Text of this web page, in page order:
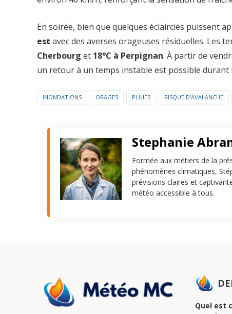
En soirée, bien que quelques éclaircies puissent
est avec des averses orageuses résiduelles. Les
Cherbourg et 18°C à Perpignan. À partir de
un retour à un temps instable est possible durant
INONDATIONS ORAGES PLUIES RISQUE D'AVALANCHE
Stephanie
Formée aux métiers de la
phénomènes climatiques,
prévisions claires et
météo accessible à tous.
Quel est